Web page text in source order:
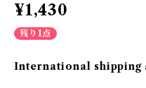
¥1,430
残り1点
International shipping